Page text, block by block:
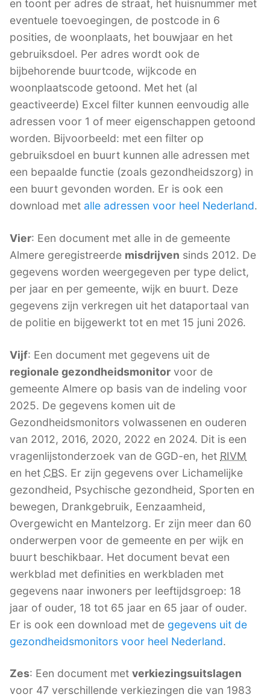
en toont per adres de straat, het huisnummer met
eventuele toevoegingen, de postcode in 6
posities, de woonplaats, het bouwjaar en het
gebruiksdoel. Per adres wordt ook de
bijbehorende buurtcode, wijkcode en
woonplaatscode getoond. Met het (al
geactiveerde) Excel filter kunnen eenvoudig alle
adressen voor 1 of meer eigenschappen getoond
worden. Bijvoorbeeld: met een filter op
gebruiksdoel en buurt kunnen alle adressen met
een bepaalde functie (zoals gezondheidszorg) in
een buurt gevonden worden. Er is ook een
download met alle adressen voor heel Nederland.
Vier: Een document met alle in de gemeente
Almere geregistreerde misdrijven sinds 2012. De
gegevens worden weergegeven per type delict,
per jaar en per gemeente, wijk en buurt. Deze
gegevens zijn verkregen uit het dataportaal van
de politie en bijgewerkt tot en met 15 juni 2026.
Vijf: Een document met gegevens uit de
regionale gezondheidsmonitor voor de
gemeente Almere op basis van de indeling voor
2025. De gegevens komen uit de
Gezondheidsmonitors volwassenen en ouderen
van 2012, 2016, 2020, 2022 en 2024. Dit is een
vragenlijstonderzoek van de GGD-en, het RIVM
en het CBS. Er zijn gegevens over Lichamelijke
gezondheid, Psychische gezondheid, Sporten en
bewegen, Drankgebruik, Eenzaamheid,
Overgewicht en Mantelzorg. Er zijn meer dan 60
onderwerpen voor de gemeente en per wijk en
buurt beschikbaar. Het document bevat een
werkblad met definities en werkbladen met
gegevens naar inwoners per leeftijdsgroep: 18
jaar of ouder, 18 tot 65 jaar en 65 jaar of ouder.
Er is ook een download met de gegevens uit de
gezondheidsmonitors voor heel Nederland.
Zes: Een document met verkiezingsuitslagen
voor 47 verschillende verkiezingen die van 1983